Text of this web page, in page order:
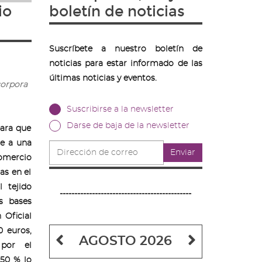
que
a una
en el
tejido
bases
Oficial
euros,
el
% lo
boletín de noticias
Suscríbete a nuestro boletín de
noticias para estar informado de las
últimas noticias y eventos.
Suscribirse a la newsletter
Darse de baja de la newsletter
de
correo
Enviar
---------------------------------------------
Mes
anterior
Mes
siguiente
AGOSTO 2026